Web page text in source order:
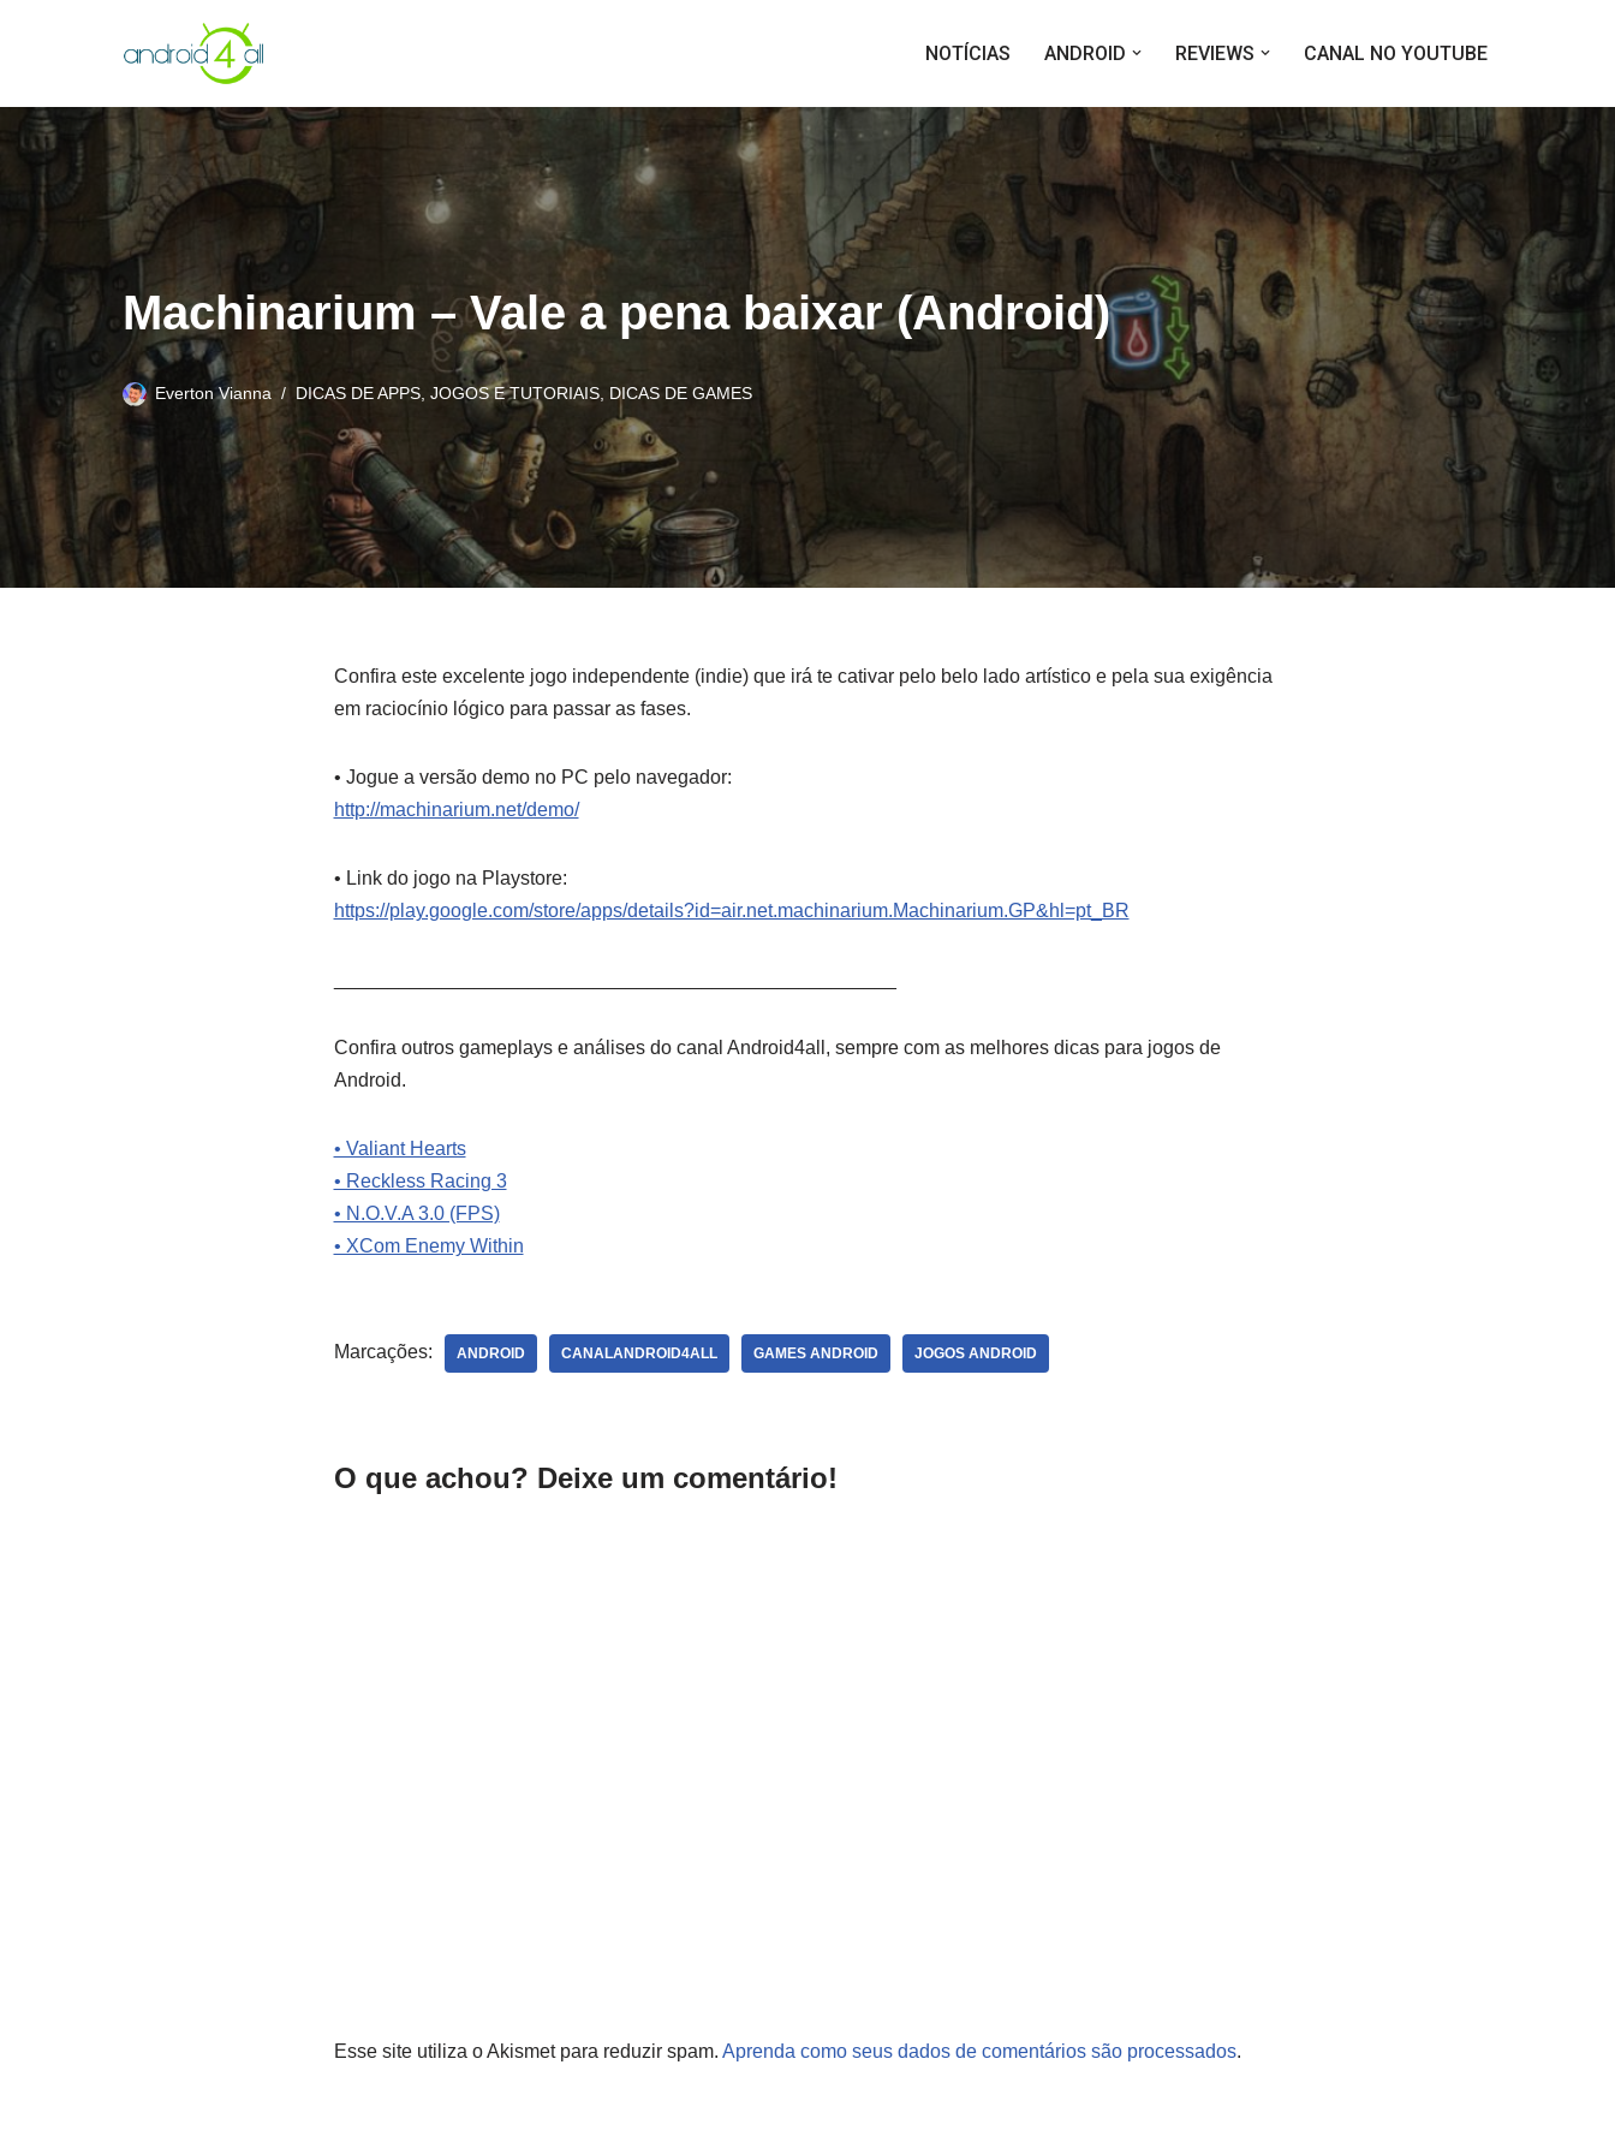
conteúdo
NOTÍCIAS ANDROID REVIEWS CANAL NO YOUTUBE
Machinarium – Vale a pena baixar (Android)
Everton Vianna DICAS DE APPS, JOGOS E TUTORIAIS DICAS DE GAMES
Confira este excelente jogo independente (indie) que irá te cativar pelo belo lado artístico e pela sua exigência
em raciocínio lógico para passar as fases.
• Jogue a versão demo no PC pelo navegador:
http://machinarium.net/demo/
• Link do jogo na Playstore:
https://play.google.com/store/apps/details?id=air.net.machinarium.Machinarium.GP&hl=pt_BR
Confira outros gameplays e análises do canal Android4all, sempre com as melhores dicas para jogos de
Android.
• Valiant Hearts
• Reckless Racing 3
• N.O.V.A 3.0 (FPS)
• XCom Enemy Within
Marcações: ANDROID CANALANDROID4ALL GAMES ANDROID JOGOS ANDROID
O que achou? Deixe um comentário!
Esse site utiliza o Akismet para reduzir spam. Aprenda como seus dados de comentários são processados.